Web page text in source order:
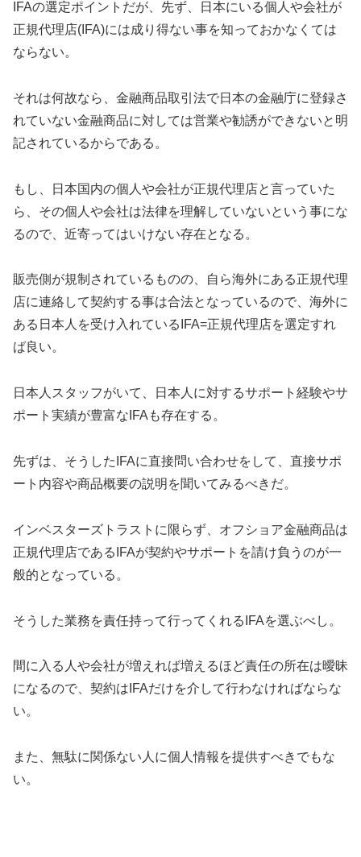
IFAの選定ポイントだが、先ず、日本にいる個人や会社が
正規代理店(IFA)には成り得ない事を知っておかなくては
ならない。
それは何故なら、金融商品取引法で日本の金融庁に登録さ
れていない金融商品に対しては営業や勧誘ができないと明
記されているからである。
もし、日本国内の個人や会社が正規代理店と言っていた
ら、その個人や会社は法律を理解していないという事にな
るので、近寄ってはいけない存在となる。
販売側が規制されているものの、自ら海外にある正規代理
店に連絡して契約する事は合法となっているので、海外に
ある日本人を受け入れているIFA=正規代理店を選定すれ
ば良い。
日本人スタッフがいて、日本人に対するサポート経験やサ
ポート実績が豊富なIFAも存在する。
先ずは、そうしたIFAに直接問い合わせをして、直接サポ
ート内容や商品概要の説明を聞いてみるべきだ。
インベスターズトラストに限らず、オフショア金融商品は
正規代理店であるIFAが契約やサポートを請け負うのが一
般的となっている。
そうした業務を責任持って行ってくれるIFAを選ぶべし。
間に入る人や会社が増えれば増えるほど責任の所在は曖昧
になるので、契約はIFAだけを介して行わなければならな
い。
また、無駄に関係ない人に個人情報を提供すべきでもな
い。